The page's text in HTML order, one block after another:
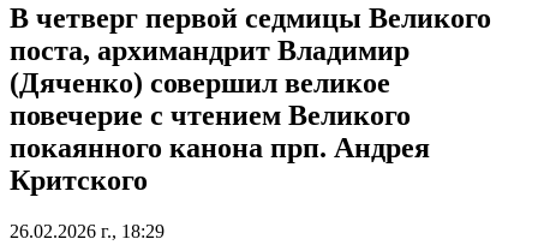
В четверг первой седмицы Великого
поста, архимандрит Владимир
(Дяченко) совершил великое
повечерие с чтением Великого
покаянного канона прп. Андрея
Критского
26.02.2026 г., 18:29